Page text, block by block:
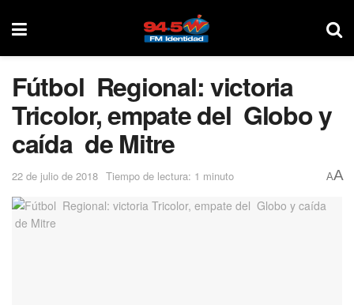
Fútbol Regional: victoria
Tricolor, empate del Globo y
caída de Mitre
22 de julio de 2018 Tiempo de lectura: 1 minuto AA